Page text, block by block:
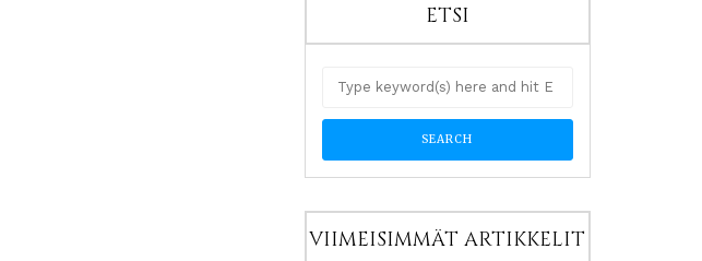
ETSI
VIIMEISIMMÄT ARTIKKELIT